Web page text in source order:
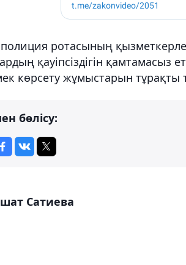
полиция ротасының
қауіпсіздігін қамтамасыз
көрсету жұмыстарын тұрақты
бөлісу:
Сатиева